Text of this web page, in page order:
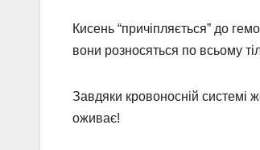
Кисень “причіпляється” до
вони розносяться по всьому
Завдяки кровоносній системі
оживає!